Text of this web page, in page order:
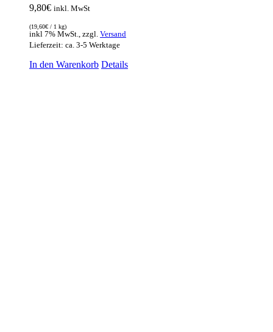
9,80€ inkl. MwSt
(19,60€ / 1 kg)
inkl 7% MwSt., zzgl. Versand
Lieferzeit: ca. 3-5 Werktage
In den Warenkorb Details